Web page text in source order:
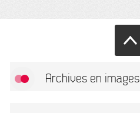
Archives en images